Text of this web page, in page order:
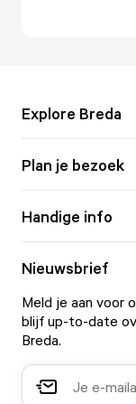
Explore Breda
Plan je bezoek
Handige info
Nieuwsbrief
Meld je aan voor
blijf up-to-date
Breda.